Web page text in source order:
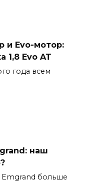
и Evo-мотор:
1,8 Evo AT
года всем
наш
Emgrand больше